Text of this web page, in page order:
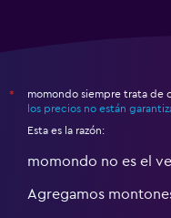
*
momondo siempre trata de
los precios no están
Esta es la razón:
momondo no es el
Agregamos